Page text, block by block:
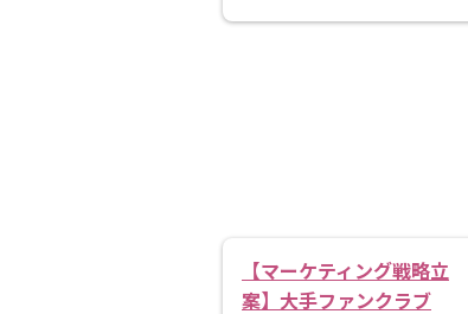
【マーケティング戦略立
案】大手ファンクラブ